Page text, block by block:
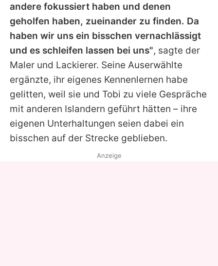
andere fokussiert haben und denen
geholfen haben, zueinander zu finden. Da
haben wir uns ein bisschen vernachlässigt
und es schleifen lassen bei uns", sagte der
Maler und Lackierer. Seine Auserwählte
ergänzte, ihr eigenes Kennenlernen habe
gelitten, weil sie und Tobi zu viele Gespräche
mit anderen Islandern geführt hätten – ihre
eigenen Unterhaltungen seien dabei ein
bisschen auf der Strecke geblieben.
Anzeige